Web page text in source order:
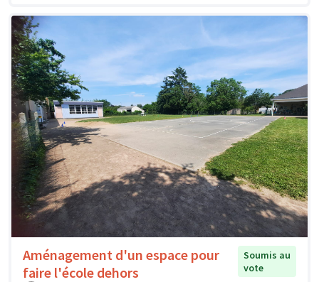
Aménagement d'un espace pour
faire l'école dehors
Soumis au
vote